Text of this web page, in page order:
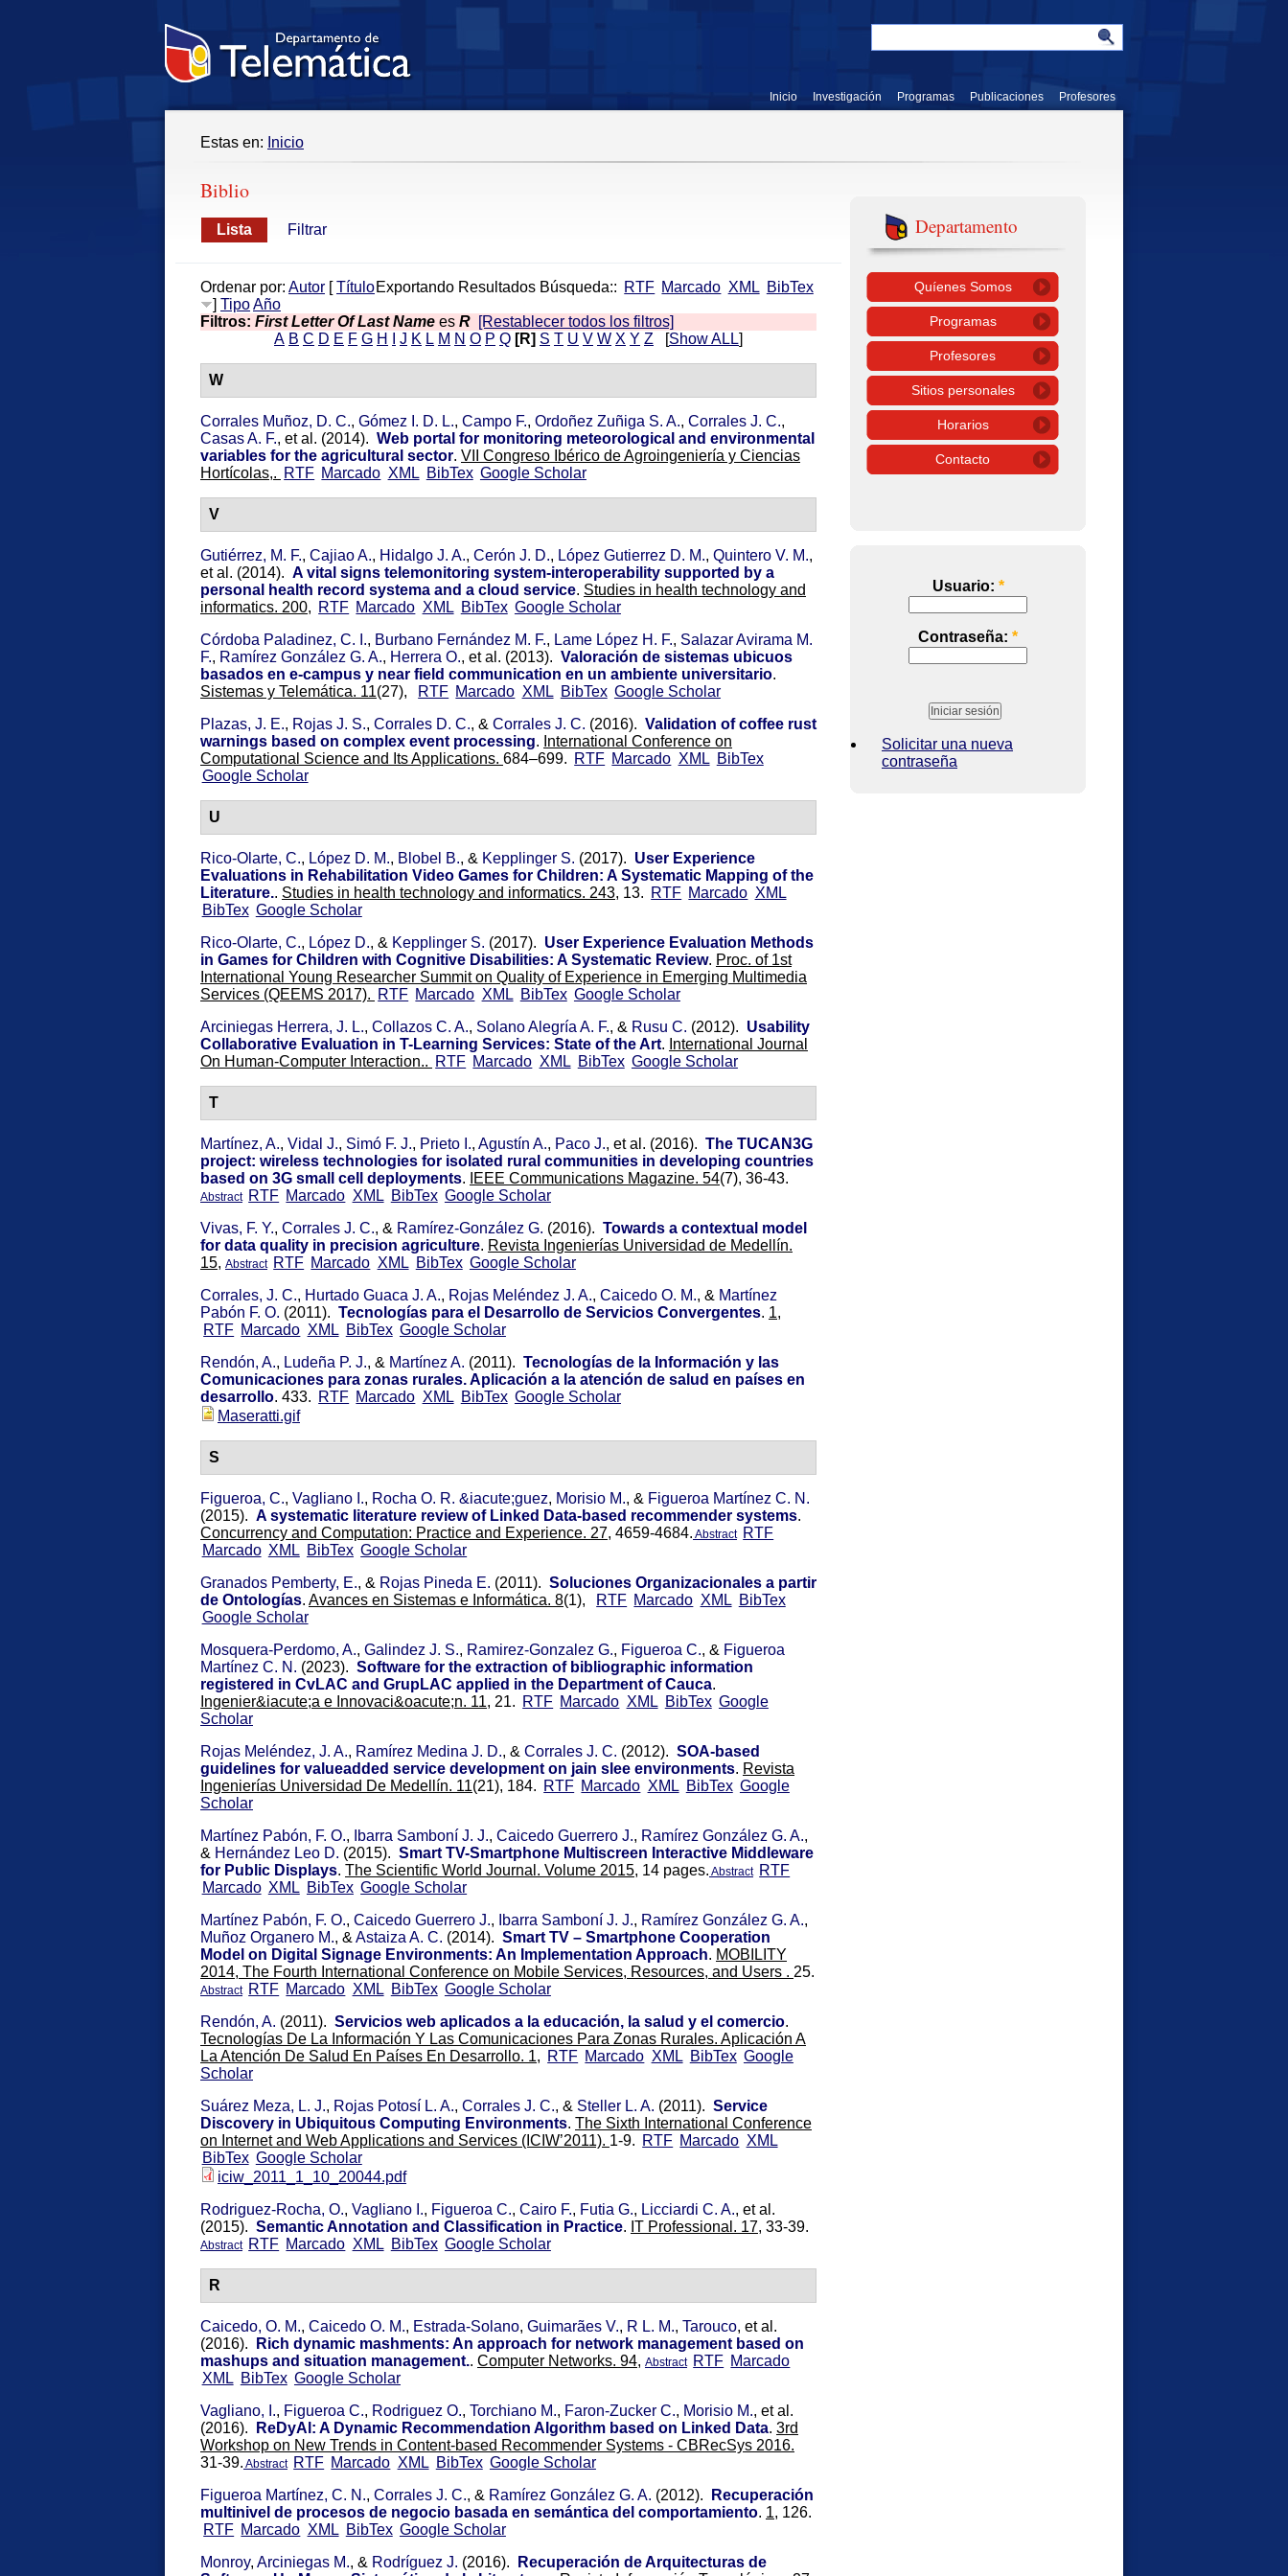
Inicio Investigación Programas Publicaciones Profesores
Estas en: Inicio
Biblio
Lista Filtrar
Exportando Resultados Búsqueda:: RTF Marcado XML BibTex
Ordenar por: Autor [Título
] TipoAño
Filtros: First Letter Of Last Name es R [Restablecer todos los filtros]
A B C D E F G H J K L M N O P Q [R] S T U V W X Y Z [Show ALL]
W
Corrales Muñoz, D. C., Gómez I. D. L., Campo F., Ordoñez Zuñiga S. A., Corrales J. C.,
Casas A. F., et al. (2014). Web portal for monitoring meteorological and environmental
variables for the agricultural sector. VII Congreso Ibérico de Agroingeniería y Ciencias
Hortícolas,. RTF Marcado XML BibTex Google Scholar
V
Gutiérrez, M. F., Cajiao A., Hidalgo J. A., Cerón J. D., López Gutierrez D. M., Quintero V. M.,
et al. (2014). A vital signs telemonitoring system-interoperability supported by a
personal health record systema and a cloud service. Studies in health technology and
informatics. 200, RTF Marcado XML BibTex Google Scholar
Córdoba Paladinez, C. I., Burbano Fernández M. F., Lame López H. F., Salazar Avirama M.
F., Ramírez González G. A., Herrera O., et al. (2013). Valoración de sistemas ubicuos
basados en e-campus y near field communication en un ambiente universitario.
Sistemas y Telemática. 11(27), RTF Marcado XML BibTex Google Scholar
Plazas, J. E., Rojas J. S., Corrales D. C., & Corrales J. C. (2016). Validation of coffee rust
warnings based on complex event processing. International Conference on
Computational Science and Its Applications. 684–699. RTF Marcado XML BibTex
Google Scholar
U
Rico-Olarte, C., López D. M., Blobel B., & Kepplinger S. (2017). User Experience
Evaluations in Rehabilitation Video Games for Children: A Systematic Mapping of the
Literature.. Studies in health technology and informatics. 243, 13. RTF Marcado XML
BibTex Google Scholar
Rico-Olarte, C., López D., & Kepplinger S. (2017). User Experience Evaluation Methods
in Games for Children with Cognitive Disabilities: A Systematic Review. Proc. of 1st
International Young Researcher Summit on Quality of Experience in Emerging Multimedia
Services (QEEMS 2017). RTF Marcado XML BibTex Google Scholar
Arciniegas Herrera, J. L., Collazos C. A., Solano Alegría A. F., & Rusu C. (2012). Usability
Collaborative Evaluation in T-Learning Services: State of the Art. International Journal
On Human-Computer Interaction.. RTF Marcado XML BibTex Google Scholar
T
Martínez, A., Vidal J., Simó F. J., Prieto I., Agustín A., Paco J., et al. (2016). The TUCAN3G
project: wireless technologies for isolated rural communities in developing countries
based on 3G small cell deployments. IEEE Communications Magazine. 54(7), 36-43.
Abstract RTF Marcado XML BibTex Google Scholar
Vivas, F. Y., Corrales J. C., & Ramírez-González G. (2016). Towards a contextual model
for data quality in precision agriculture. Revista Ingenierías Universidad de Medellín.
15, Abstract RTF Marcado XML BibTex Google Scholar
Corrales, J. C., Hurtado Guaca J. A., Rojas Meléndez J. A., Caicedo O. M., & Martínez
Pabón F. O. (2011). Tecnologías para el Desarrollo de Servicios Convergentes. 1,
RTF Marcado XML BibTex Google Scholar
Rendón, A., Ludeña P. J., & Martínez A. (2011). Tecnologías de la Información y las
Comunicaciones para zonas rurales. Aplicación a la atención de salud en países en
desarrollo. 433. RTF Marcado XML BibTex Google Scholar
Maseratti.gif
S
Figueroa, C., Vagliano I., Rocha O. R. &iacute;guez, Morisio M., & Figueroa Martínez C. N.
(2015). A systematic literature review of Linked Data-based recommender systems.
Concurrency and Computation: Practice and Experience. 27, 4659-4684. Abstract RTF
Marcado XML BibTex Google Scholar
Granados Pemberty, E., & Rojas Pineda E. (2011). Soluciones Organizacionales a partir
de Ontologías. Avances en Sistemas e Informática. 8(1), RTF Marcado XML BibTex
Google Scholar
Mosquera-Perdomo, A., Galindez J. S., Ramirez-Gonzalez G., Figueroa C., & Figueroa
Martínez C. N. (2023). Software for the extraction of bibliographic information
registered in CvLAC and GrupLAC applied in the Department of Cauca.
Ingenier&iacute;a e Innovaci&oacute;n. 11, 21. RTF Marcado XML BibTex Google
Scholar
Rojas Meléndez, J. A., Ramírez Medina J. D., & Corrales J. C. (2012). SOA-based
guidelines for valueadded service development on jain slee environments. Revista
Ingenierías Universidad De Medellín. 11(21), 184. RTF Marcado XML BibTex Google
Scholar
Martínez Pabón, F. O., Ibarra Samboní J. J., Caicedo Guerrero J., Ramírez González G. A.,
& Hernández Leo D. (2015). Smart TV-Smartphone Multiscreen Interactive Middleware
for Public Displays. The Scientific World Journal. Volume 2015, 14 pages. Abstract RTF
Marcado XML BibTex Google Scholar
Martínez Pabón, F. O., Caicedo Guerrero J., Ibarra Samboní J. J., Ramírez González G. A.,
Muñoz Organero M., & Astaiza A. C. (2014). Smart TV – Smartphone Cooperation
Model on Digital Signage Environments: An Implementation Approach. MOBILITY
2014, The Fourth International Conference on Mobile Services, Resources, and Users . 25.
Abstract RTF Marcado XML BibTex Google Scholar
Rendón, A. (2011). Servicios web aplicados a la educación, la salud y el comercio.
Tecnologías De La Información Y Las Comunicaciones Para Zonas Rurales. Aplicación A
La Atención De Salud En Países En Desarrollo. 1, RTF Marcado XML BibTex Google
Scholar
Suárez Meza, L. J., Rojas Potosí L. A., Corrales J. C., & Steller L. A. (2011). Service
Discovery in Ubiquitous Computing Environments. The Sixth International Conference
on Internet and Web Applications and Services (ICIW’2011). 1-9. RTF Marcado XML
BibTex Google Scholar
iciw_2011_1_10_20044.pdf
Rodriguez-Rocha, O., Vagliano I., Figueroa C., Cairo F., Futia G., Licciardi C. A., et al.
(2015). Semantic Annotation and Classification in Practice. IT Professional. 17, 33-39.
Abstract RTF Marcado XML BibTex Google Scholar
R
Caicedo, O. M., Caicedo O. M., Estrada-Solano, Guimarães V., R L. M., Tarouco, et al.
(2016).
Rich dynamic mashments: An approach for network management based on
mashups and situation management.. Computer Networks. 94, Abstract RTF Marcado
XML BibTex Google Scholar
Vagliano, I., Figueroa C., Rodriguez O., Torchiano M., Faron-Zucker C., Morisio M., et al.
(2016).
ReDyAl: A Dynamic Recommendation Algorithm based on Linked Data. 3rd
Workshop on New Trends in Content-based Recommender Systems - CBRecSys 2016.
31-39. Abstract RTF Marcado XML BibTex Google Scholar
Figueroa Martínez, C. N., Corrales J. C., & Ramírez González G. A. (2012).
Recuperación
multinivel de procesos de negocio basada en semántica del comportamiento. 1, 126.
RTF Marcado XML BibTex Google Scholar
Monroy, Arciniegas M., & Rodríguez J. (2016).
Recuperación de Arquitecturas de
Departamento
Quíenes Somos
Programas
Profesores
Sitios personales
Horarios
Contacto
Usuario: *
Contraseña: *
Solicitar una nueva
contraseña